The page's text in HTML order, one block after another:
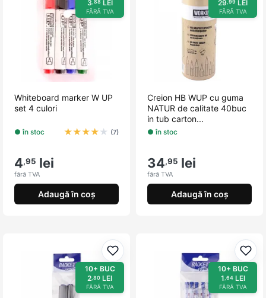
3,88 LEI
FĂRĂ TVA
Whiteboard marker W UP
set 4 culori
● în stoc ★★★★ ★ (7)
4,95 lei
fără TVA
Adaugă în coș
29,99 LEI
FĂRĂ TVA
Creion HB WUP cu guma
NATUR de calitate 40buc
in tub carton...
● în stoc
34,95 lei
fără TVA
Adaugă în coș
Adaugă la favorite
10+ BUC
2 ,80 LEI
FĂRĂ TVA
10+ BUC
1 ,64LEI
FĂRĂ TVA